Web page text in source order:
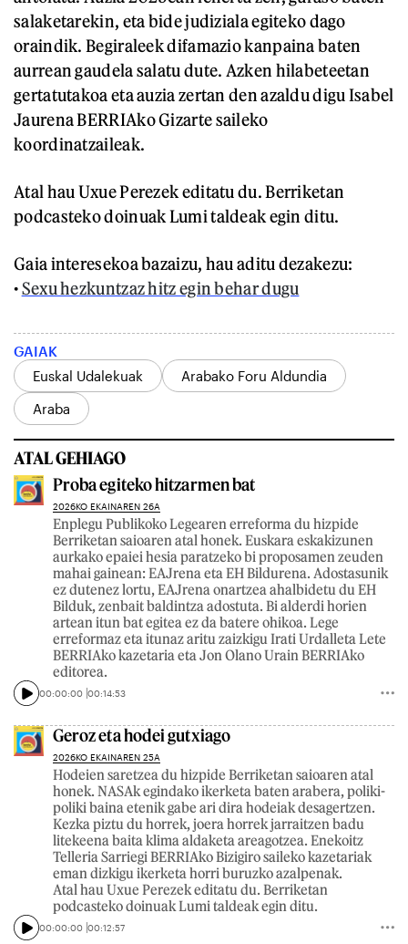
salaketarekin, eta bide judiziala egiteko dago
oraindik. Begiraleek difamazio kanpaina baten
aurrean gaudela salatu dute. Azken hilabeteetan
gertatutakoa eta auzia zertan den azaldu digu Isabel
Jaurena BERRIAko Gizarte saileko
koordinatzaileak.
Atal hau Uxue Perezek editatu du. Berriketan
podcasteko doinuak Lumi taldeak egin ditu.
Gaia interesekoa bazaizu, hau aditu dezakezu:
•Sexu hezkuntzaz hitz egin behar dugu
GAIAK
Euskal Udalekuak
Arabako Foru Aldundia
Araba
ATAL GEHIAGO
Proba egiteko hitzarmen bat
2026KO EKAINAREN 26A
Enplegu Publikoko Legearen erreforma du hizpide
Berriketan saioaren atal honek. Euskara eskakizunen
aurkako epaiei hesia paratzeko bi proposamen zeuden
mahai gainean: EAJrena eta EH Bildurena. Adostasunik
ez dutenez lortu, EAJrena onartzea ahalbidetu du EH
Bilduk, zenbait baldintza adostuta. Bi alderdi horien
artean itun bat egitea ez da batere ohikoa. Lege
erreformaz eta itunaz aritu zaizkigu Irati Urdalleta Lete
BERRIAko kazetaria eta Jon Olano Urain BERRIAko
editorea.
00:00:00 00:14:53
Geroz eta hodei gutxiago
2026KO EKAINAREN 25A
Hodeien saretzea du hizpide Berriketan saioaren atal
honek. NASAk egindako ikerketa baten arabera, poliki-
poliki baina etenik gabe ari dira hodeiak desagertzen.
Kezka piztu du horrek, joera horrek jarraitzen badu
litekeena baita klima aldaketa areagotzea. Enekoitz
Telleria Sarriegi BERRIAko Bizigiro saileko kazetariak
eman dizkigu ikerketa horri buruzko azalpenak.
Atal hau Uxue Perezek editatu du. Berriketan
podcasteko doinuak Lumi taldeak egin ditu.
00:00:00 00:12:57